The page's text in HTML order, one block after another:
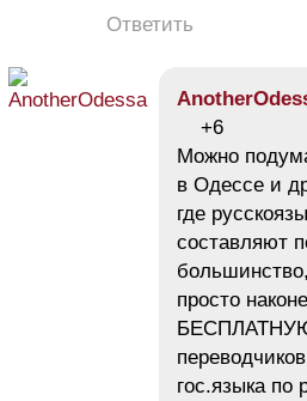
Ответить
+6
Можно
в Одессе и
где
составляют
просто
гос.языка по